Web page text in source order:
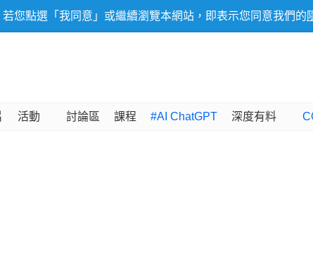
您點選「我同意」或繼續瀏覽本網站，即表示您同意我們的
活動 討論區 課程 #AI ChatGPT 深度有料